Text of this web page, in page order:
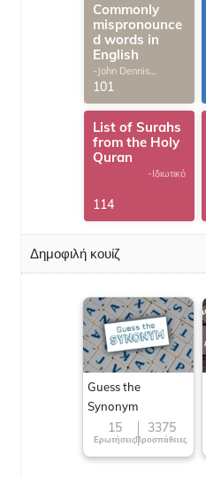
Commonly
mispronounce
d words in
English
-John Dennis
G.Thomas
101
List of Surahs
from the Holy
Quran
-Ιδιωτικό
114
Δημοφιλή κουίζ
Guess the
Synonym
15
Ερωτήσεις
3375
Προσπάθειες